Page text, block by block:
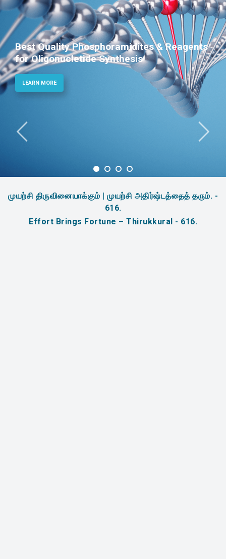
Phosphoramidites for Diagnostic and
Therapeutic Applications
LEARN MORE
முயற்சி திருவினையாக்கும் | முயற்சி அதிர்ஷ்டத்தைத் தரும். -
616.
Effort Brings Fortune – Thirukkural - 616.